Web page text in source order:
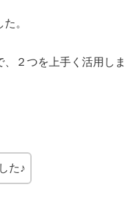
。
２つを上手く活用しま
た♪